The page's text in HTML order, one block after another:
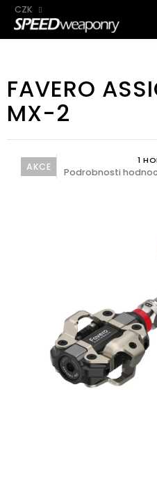
obsah
CZK
FAVERO
MX-2
AKCE Průměrné 1
Podrobnosti